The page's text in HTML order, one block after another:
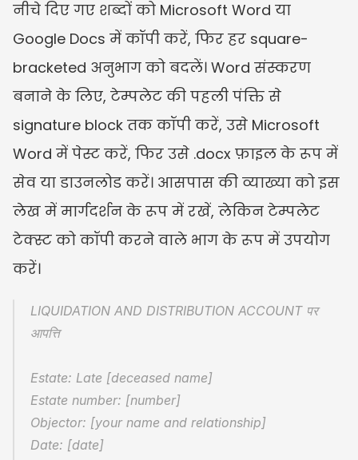
नीचे दिए गए शब्दों को Microsoft Word या
Google Docs में कॉपी करें, फिर हर square-
bracketed अनुभाग को बदलें। Word संस्करण
बनाने के लिए, टेम्पलेट की पहली पंक्ति से
signature block तक कॉपी करें, उसे Microsoft
Word में पेस्ट करें, फिर उसे .docx फ़ाइल के रूप में
सेव या डाउनलोड करें। आसपास की व्याख्या को इस
लेख में मार्गदर्शन के रूप में रखें, लेकिन टेम्पलेट
टेक्स्ट को कॉपी करने वाले भाग के रूप में उपयोग
करें।
LIQUIDATION AND DISTRIBUTION ACCOUNT पर
आपत्ति
Estate: Late [deceased name]
Estate number: [number]
Objector: [your name and relationship]
Date: [date]